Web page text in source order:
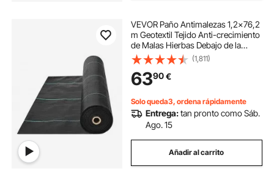
VEVOR Paño Antimalezas 1,2x76,2
m Geotextil Tejido Anti-crecimiento
de Malas Hierbas Debajo de la
Grava 170 g/m² Paño de PP
Permeable Resistente al Desgarro
para Paisajismo, Cubierta del Suelo,
Negro
(1,811)
6390€
Solo queda3, ordena rápidamente
Entrega:tan pronto como Sáb.
Ago. 15
Añadir al carrito